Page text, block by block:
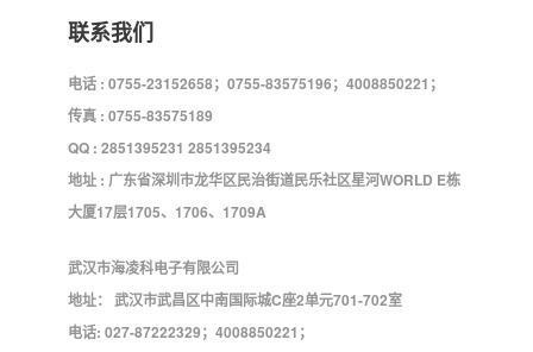
联系我们
电话 : 0755-23152658；0755-83575196；4008850221；
传真 : 0755-83575189
QQ : 2851395231 2851395234
地址 : 广东省深圳市龙华区民治街道民乐社区星河WORLD E栋
大厦17层1705、1706、1709A
武汉市海凌科电子有限公司
地址： 武汉市武昌区中南国际城C座2单元701-702室
电话: 027-87222329；4008850221；